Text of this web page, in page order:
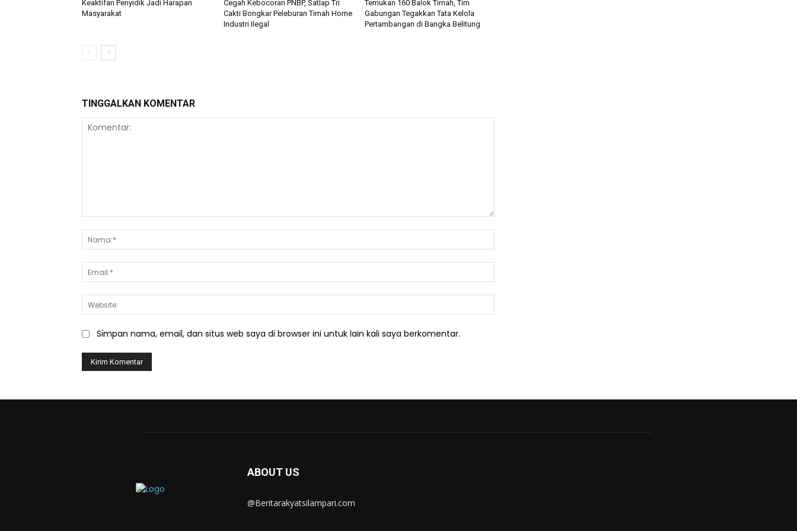
Keaktifan Penyidik Jadi Harapan
Masyarakat
Cegah Kebocoran PNBP, Satlap Tri
Cakti Bongkar Peleburan Timah Home
Industri Ilegal
Temukan 160 Balok Timah, Tim
Gabungan Tegakkan Tata Kelola
Pertambangan di Bangka Belitung
TINGGALKAN KOMENTAR
Simpan nama, email, dan situs web saya di browser ini untuk lain kali saya berkomentar.
ABOUT US
@Beritarakyatsilampari.com